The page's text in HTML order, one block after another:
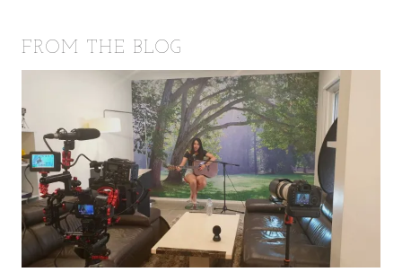
FROM THE BLOG